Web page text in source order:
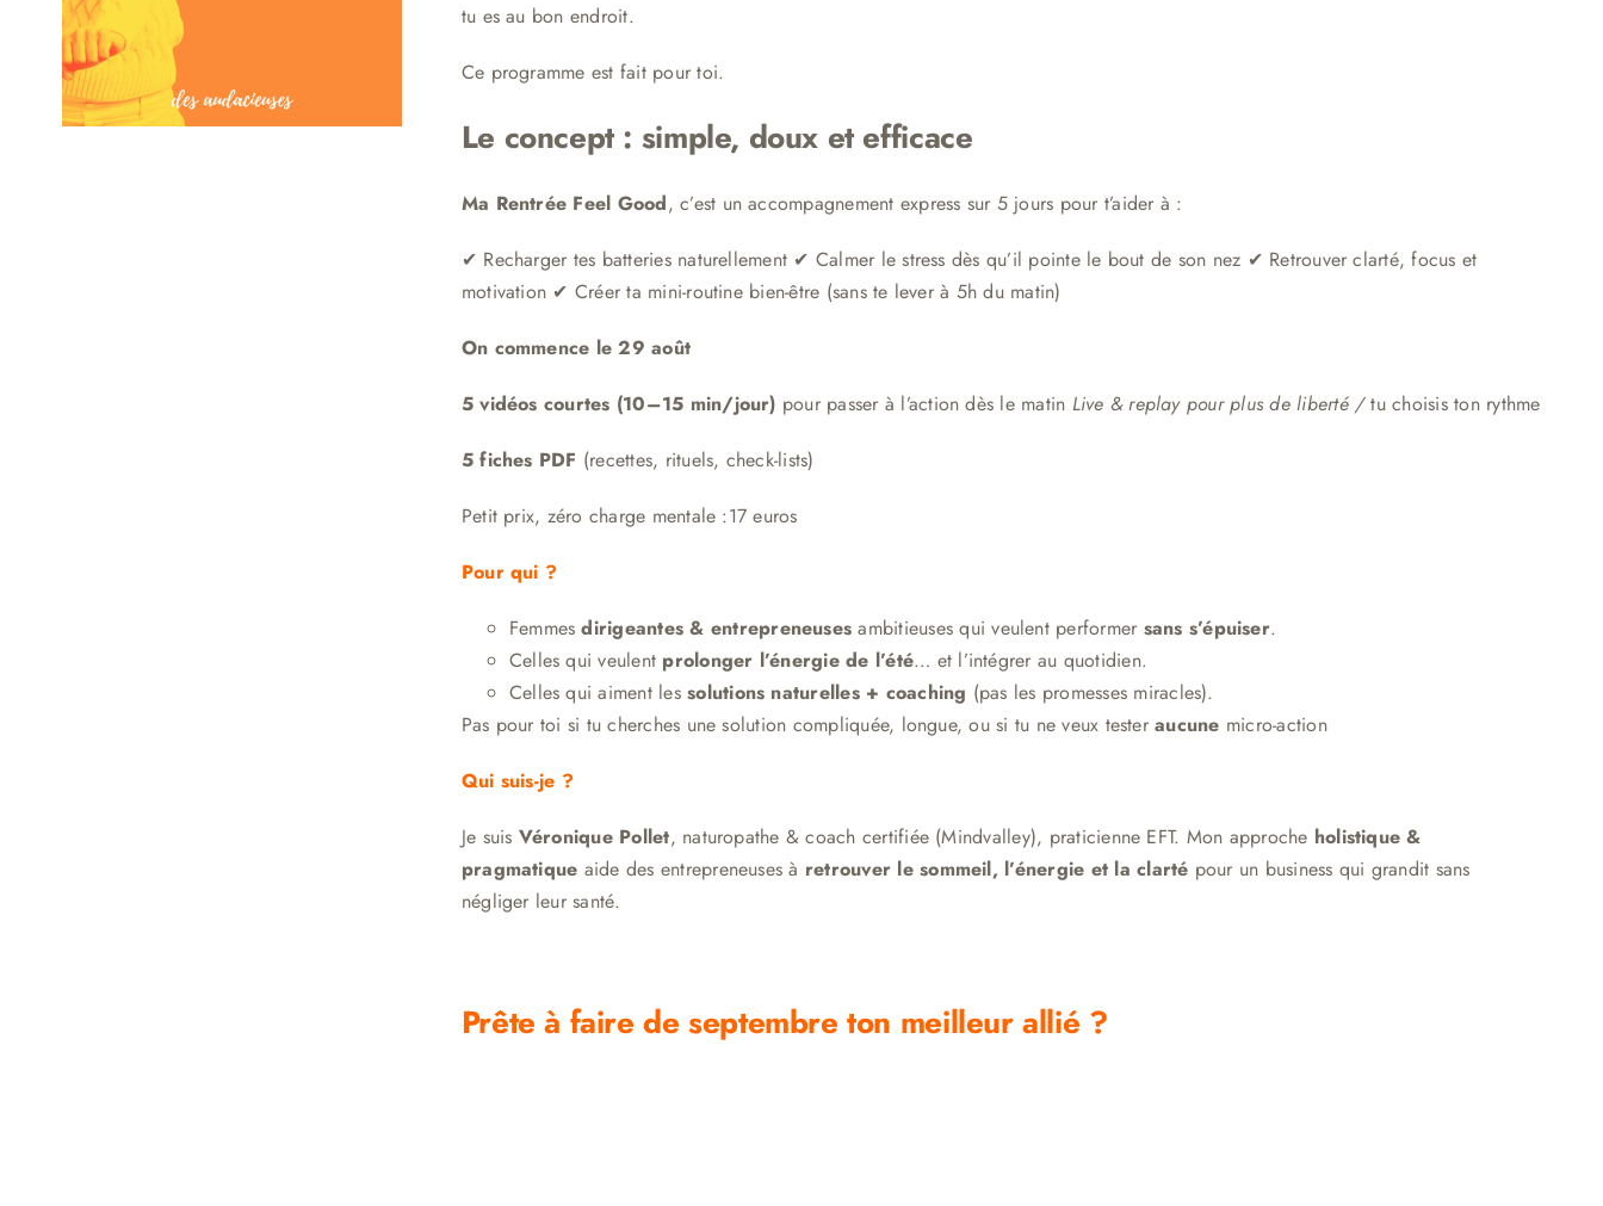
tu es au bon endroit.
Ce programme est fait pour toi.
Le concept : simple, doux et efficace
Ma Rentrée Feel Good, c’est un accompagnement express sur 5 jours pour t’aider à :
✔ Recharger tes batteries naturellement ✔ Calmer le stress dès qu’il pointe le bout de son nez ✔ Retrouver clarté, focus et
motivation ✔ Créer ta mini-routine bien-être (sans te lever à 5h du matin)
On commence le 29 août
5 vidéos courtes (10–15 min/jour) pour passer à l’action dès le matin Live & replay pour plus de liberté /tu choisis ton rythme
5 fiches PDF (recettes, rituels, check-lists)
Petit prix, zéro charge mentale :17 euros
Pour qui ?
Femmesdirigeantes & entrepreneuses ambitieuses qui veulent performer sans s’épuiser.
Celles qui veulent prolonger l’énergie de l’été… et l’intégrer au quotidien.
Celles qui aiment lessolutions naturelles + coaching (pas les promesses miracles).
Pas pour toi si tu cherches une solution compliquée, longue, ou si tu ne veux testeraucune micro-action
Qui suis-je ?
Je suis Véronique Pollet, naturopathe & coach certifiée (Mindvalley), praticienne EFT. Mon approche holistique &
pragmatique aide des entrepreneuses à retrouver le sommeil, l’énergie et la clarté pour un business qui grandit sans
négliger leur santé.
Prête à faire de septembre ton meilleur allié ?